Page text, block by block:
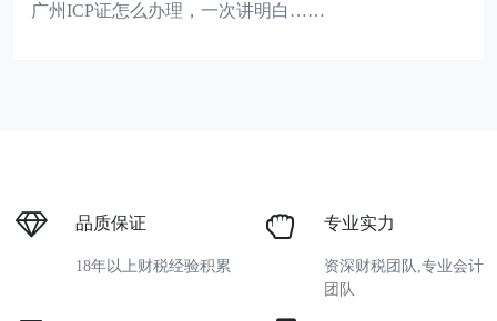
广州ICP证怎么办理，一次讲明白……
品质保证
18年以上财税经验积累
专业实力
资深财税团队,专业会计
团队